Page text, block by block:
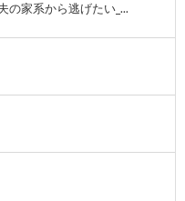
の家系から逃げたい_...